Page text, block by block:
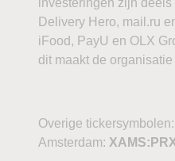
Delivery Hero, mail.ru
iFood, PayU en OLX
dit maakt de
Overige tickersymbolen:
Amsterdam: